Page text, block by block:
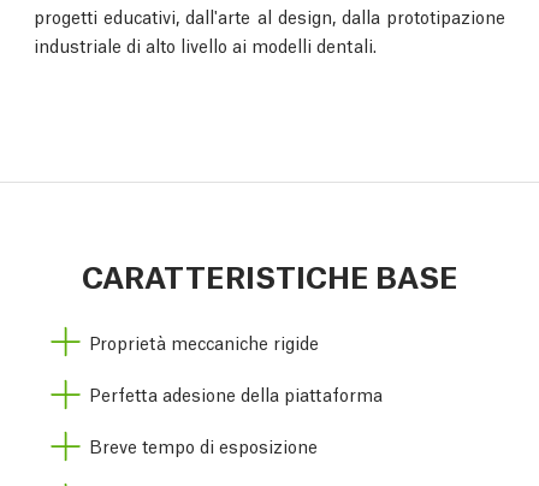
progetti educativi, dall'arte al design, dalla prototipazione
industriale di alto livello ai modelli dentali.
CARATTERISTICHE BASE
Proprietà meccaniche rigide
Perfetta adesione della piattaforma
Breve tempo di esposizione